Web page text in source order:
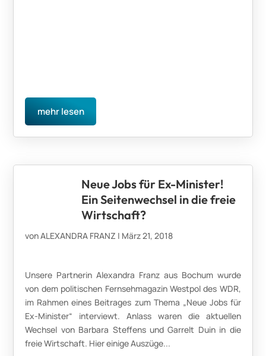
mehr lesen
Neue Jobs für Ex-Minister!
Ein Seitenwechsel in die freie
Wirtschaft?
vonALEXANDRA FRANZ | März 21, 2018
Unsere Partnerin Alexandra Franz aus Bochum wurde
von dem politischen Fernsehmagazin Westpol des WDR,
im Rahmen eines Beitrages zum Thema „Neue Jobs für
Ex-Minister“ interviewt. Anlass waren die aktuellen
Wechsel von Barbara Steffens und Garrelt Duin in die
freie Wirtschaft. Hier einige Auszüge...